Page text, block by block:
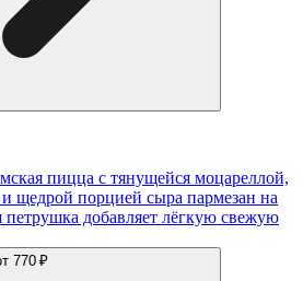
пицца с тянущейся моцареллой,
щедрой порцией сыра пармезан на
петрушка добавляет лёгкую свежую
770 ₽